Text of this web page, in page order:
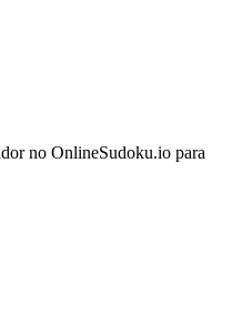
no OnlineSudoku.io para